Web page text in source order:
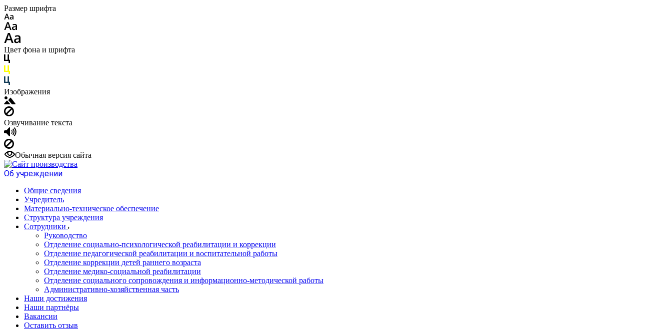
Размер шрифта
Цвет фона и шрифта
Изображения
Озвучивание текста
Обычная версия сайта
Об учреждении
Общие сведения
Учредитель
Материально-техническое обеспечение
Структура учреждения
Сотрудники
Руководство
Отделение социально-психологической реабилитации и коррекции
Отделение педагогической реабилитации и воспитательной работы
Отделение коррекции детей раннего возраста
Отделение медико-социальной реабилитации
Отделение социального сопровождения и информационно-методической работы
Административно-хозяйственная часть
Наши достижения
Наши партнёры
Вакансии
Оставить отзыв